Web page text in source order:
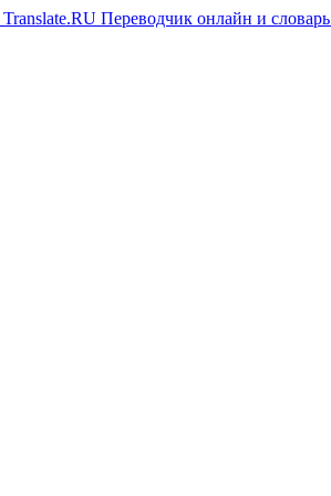
Translate.RU Переводчик онлайн и словарь